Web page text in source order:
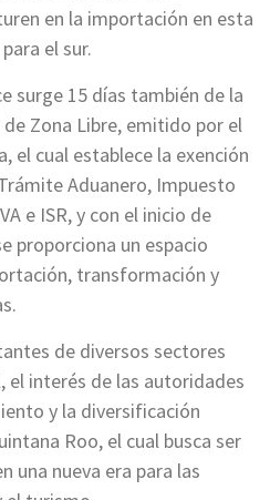
en la importación en esta
el sur.
surge 15 días también de la
Zona Libre, emitido por el
el cual establece la exención
Aduanero, Impuesto
e ISR, y con el inicio de
proporciona un espacio
transformación y
de diversos sectores
el interés de las autoridades
y la diversificación
Roo, el cual busca ser
una nueva era para las